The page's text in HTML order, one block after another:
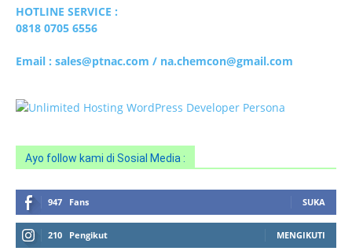
HOTLINE SERVICE :
0818 0705 6556
Email : sales@ptnac.com / na.chemcon@gmail.com
Ayo follow kami di Sosial Media :
947 Fans SUKA
210 Pengikut MENGIKUTI